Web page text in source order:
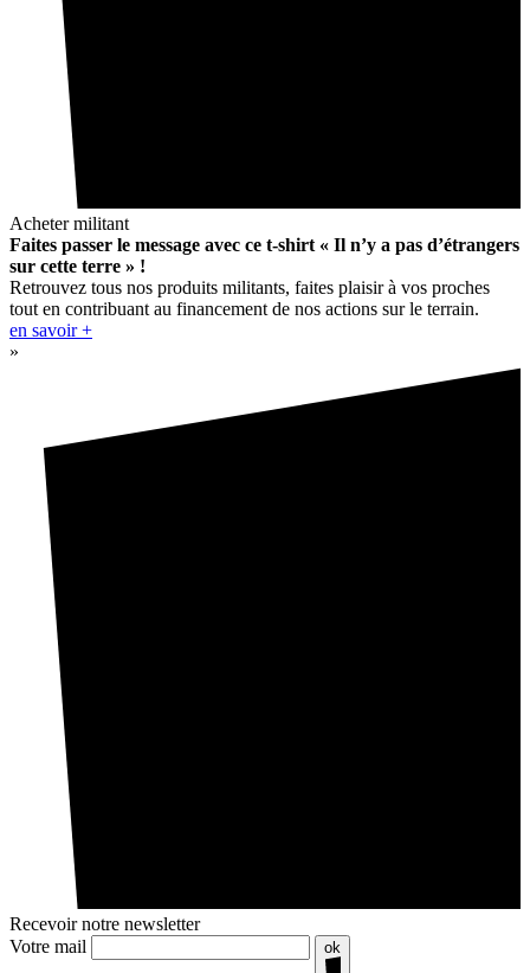
Acheter militant
Faites passer le message avec ce t-shirt « Il n’y a pas d’étrangers
sur cette terre » !
Retrouvez tous nos produits militants, faites plaisir à vos proches
tout en contribuant au financement de nos actions sur le terrain.
en savoir +
»
Recevoir notre newsletter
Votre mail
ok